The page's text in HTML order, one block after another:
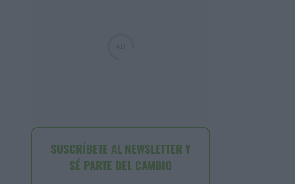
SUSCRÍBETE AL NEWSLETTER Y
SÉ PARTE DEL CAMBIO